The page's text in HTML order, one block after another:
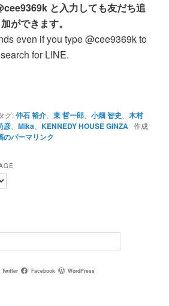
と入力しても友だち追
加ができます。
even if you type @cee9369k to
search for LINE.
グ:仲石 裕介 、東 哲一郎 、小畑 智史 、木村
彦 、Mika 、KENNEDY HOUSE GINZA 作成
のパーマリンク
Twitter Facebook WordPress